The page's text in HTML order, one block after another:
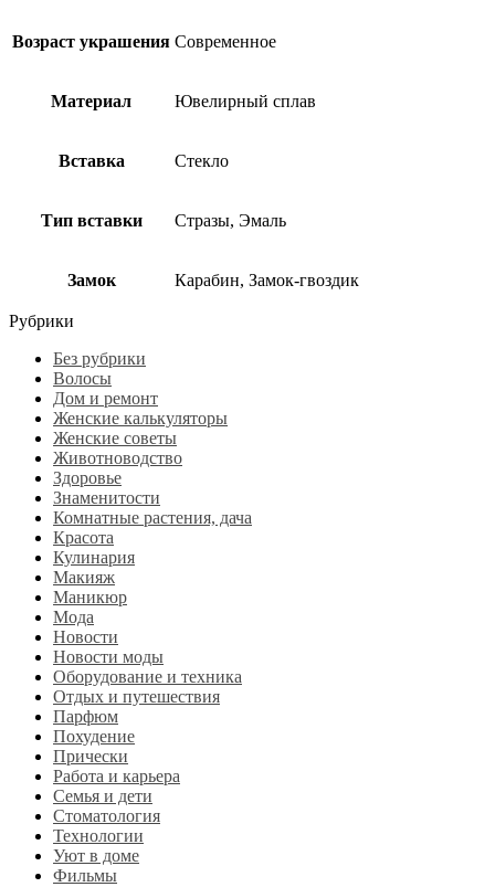
Возраст украшения Современное
Материал Ювелирный сплав
Вставка Стекло
Тип вставки Стразы, Эмаль
Замок Карабин, Замок-гвоздик
Рубрики
Без рубрики
Волосы
Дом и ремонт
Женские калькуляторы
Женские советы
Животноводство
Здоровье
Знаменитости
Комнатные растения, дача
Красота
Кулинария
Макияж
Маникюр
Мода
Новости
Новости моды
Оборудование и техника
Отдых и путешествия
Парфюм
Похудение
Прически
Работа и карьера
Семья и дети
Стоматология
Технологии
Уют в доме
Фильмы